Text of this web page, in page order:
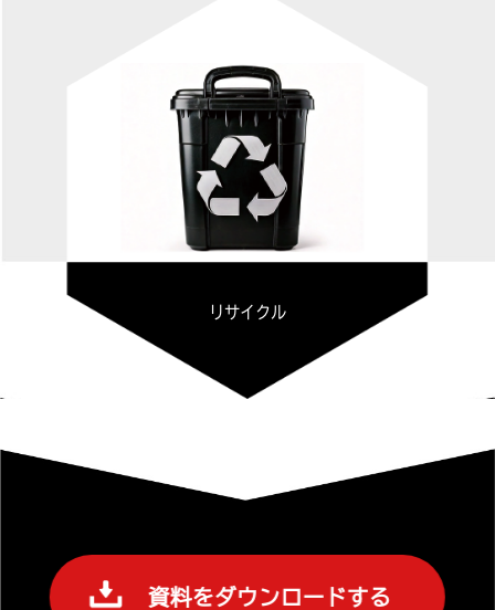
リサイクル
資料をダウンロードする